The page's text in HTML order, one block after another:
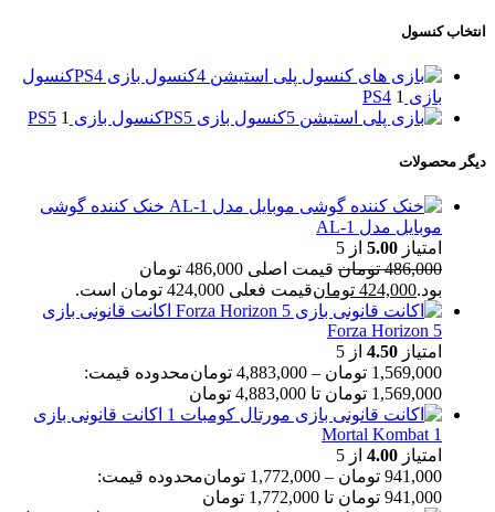
انتخاب کنسول
کنسول بازی PS4
کنسول
بازی PS4 1
کنسول بازی PS5
کنسول بازی PS5 1
دیگر محصولات
خنک کننده گوشی
موبایل مدل AL-1
امتیاز 5.00 از 5
486,000 تومان
قیمت اصلی 486,000 تومان
بود.424,000 تومانقیمت فعلی 424,000 تومان است.
اکانت قانونی بازی
Forza Horizon 5
امتیاز 4.50 از 5
1,569,000 تومان –
4,883,000 تومانمحدوده قیمت:
1,569,000 تومان تا 4,883,000 تومان
اکانت قانونی بازی
Mortal Kombat 1
امتیاز 4.00 از 5
941,000 تومان –
1,772,000 تومانمحدوده قیمت:
941,000 تومان تا 1,772,000 تومان